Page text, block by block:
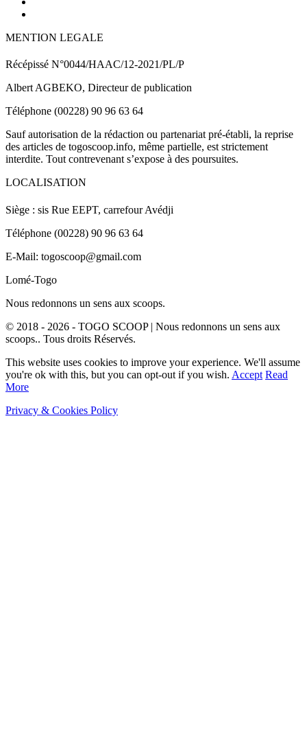
MENTION LEGALE
Récépissé N°0044/HAAC/12-2021/PL/P
Albert AGBEKO, Directeur de publication
Téléphone (00228) 90 96 63 64
Sauf autorisation de la rédaction ou partenariat pré-établi, la reprise
des articles de togoscoop.info, même partielle, est strictement
interdite. Tout contrevenant s’expose à des poursuites.
LOCALISATION
Siège : sis Rue EEPT, carrefour Avédji
Téléphone (00228) 90 96 63 64
E-Mail: togoscoop@gmail.com
Lomé-Togo
Nous redonnons un sens aux scoops.
© 2018 - 2026 - TOGO SCOOP | Nous redonnons un sens aux
scoops.. Tous droits Réservés.
This website uses cookies to improve your experience. We'll assume
you're ok with this, but you can opt-out if you wish. Accept Read
More
Privacy & Cookies Policy